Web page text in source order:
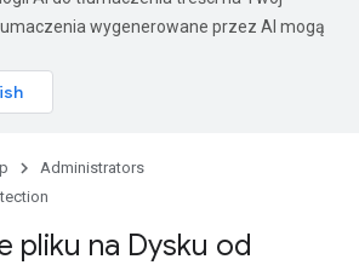
wygenerowane przez AI mogą
Administrators
pliku na Dysku od